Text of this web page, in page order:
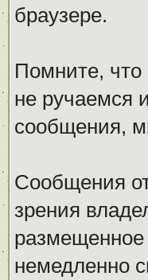
браузере.
Помните,
не ручаемся
сообщения,
Сообщения
зрения
размещенное
немедленно